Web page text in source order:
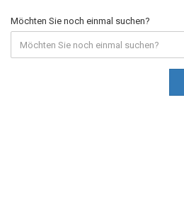
Möchten Sie noch einmal suchen?